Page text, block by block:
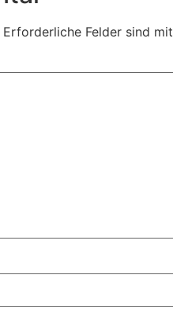
Erforderliche Felder sind mit